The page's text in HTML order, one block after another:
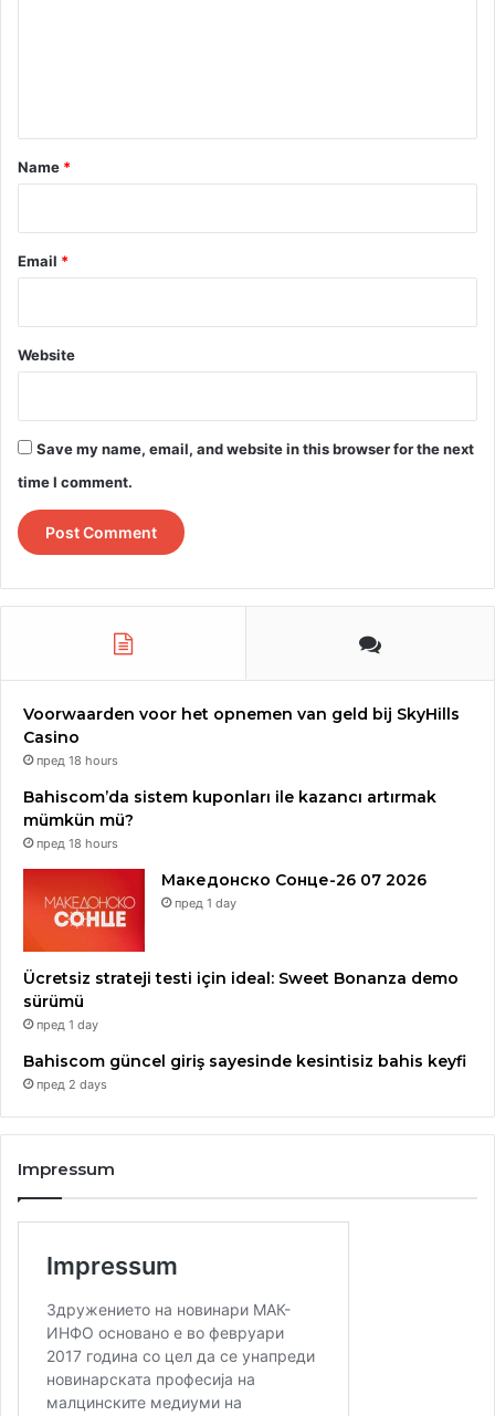
*
Name *
Email *
Website
Save my name, email, and website in this browser for the next
time I comment.
Voorwaarden voor het opnemen van geld bij SkyHills
Casino
пред 18 hours
Bahiscom’da sistem kuponları ile kazancı artırmak
mümkün mü?
пред 18 hours
Македонско Сонце-26 07 2026
пред 1 day
Ücretsiz strateji testi için ideal: Sweet Bonanza demo
sürümü
пред 1 day
Bahiscom güncel giriş sayesinde kesintisiz bahis keyfi
пред 2 days
Impressum